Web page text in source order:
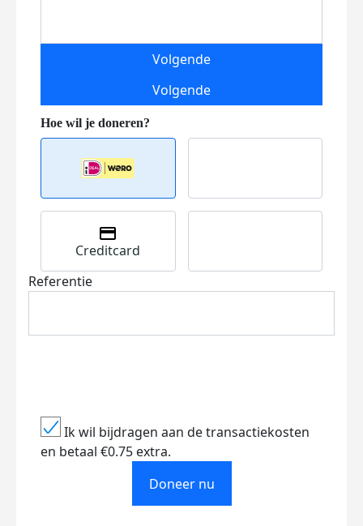
Volgende
Volgende
Creditcard
Referentie
Ik wil bijdragen aan de transactiekosten
en betaal €0.75 extra.
Doneer nu